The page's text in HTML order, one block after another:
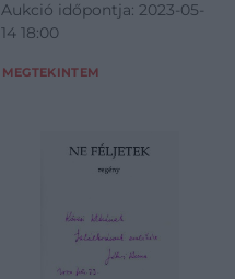
Aukció időpontja: 2023-05-
14 18:00
MEGTEKINTEM